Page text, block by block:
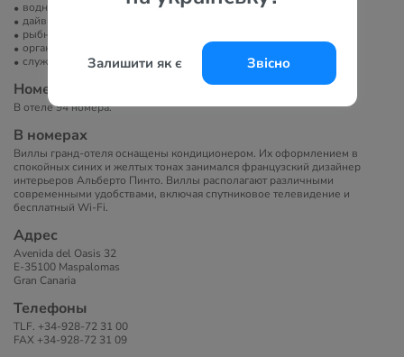
Залишити як є Звісно
водные развлечения
дайвинг
рыбная ловля
организация экскурсий
служба организации торжеств
Номера
В отеле 94 номера.
В номерах
Виллы гранд-отеля оснащены кондиционером. Их оформлением в
спокойных синих и желтых тонах занимался французский дизайнер
интерьеров Альберто Пинто. Виллы располагают различными
современными удобствами, включая спутниковое телевидение и
бесплатный Wi-Fi.
Адрес
Avenida del Oasis 32
E-35100 Maspalomas
Gran Canaria
Телефоны
TLF. +34-928-72 31 00
FAX +34-928-72 31 09